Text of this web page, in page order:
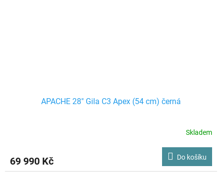
APACHE 28" Gila C3 Apex (54 cm) černá
Skladem
69 990 Kč Do košíku